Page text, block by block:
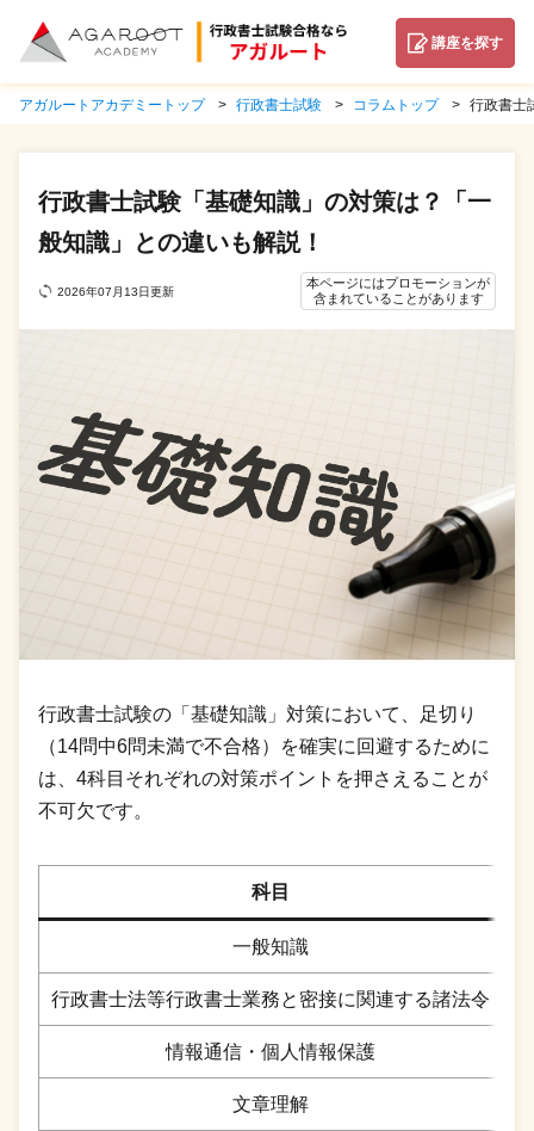
講座を探す
アガルートアカデミートップ 行政書士試験 コラムトップ 行政書士
行政書士試験「基礎知識」の対策は？「一
般知識」との違いも解説！
2026年07月13日更新
本ページにはプロモーションが
含まれていることがあります
行政書士試験の「基礎知識」対策において、足切り
（14問中6問未満で不合格）を確実に回避するために
は、4科目それぞれの対策ポイントを押さえることが
不可欠です。
科目
一般知識
行政書士法等行政書士業務と密接に関連する諸法令
情報通信・個人情報保護
文章理解